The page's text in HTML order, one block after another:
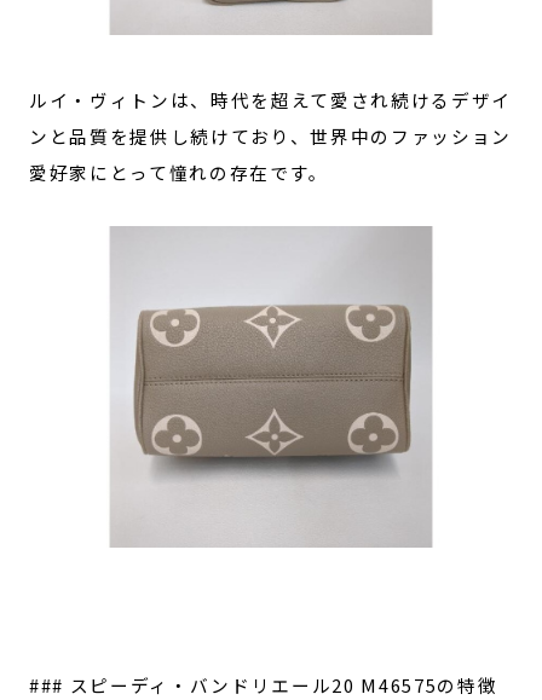
ルイ・ヴィトンは、時代を超えて愛され続けるデザイ
ンと品質を提供し続けており、世界中のファッション
愛好家にとって憧れの存在です。
### スピーディ・バンドリエール20 M46575の特徴